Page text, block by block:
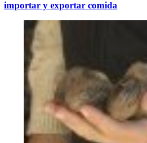
importar y exportar comida